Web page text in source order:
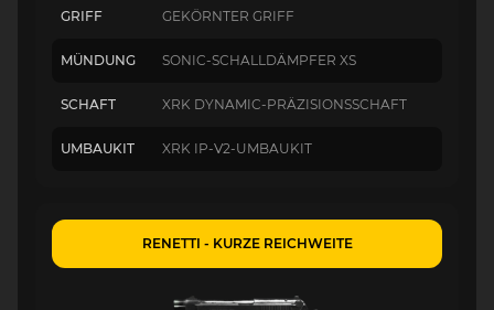
GRIFF GEKÖRNTER GRIFF
MÜNDUNG SONIC-SCHALLDÄMPFER XS
SCHAFT XRK DYNAMIC-PRÄZISIONSSCHAFT
UMBAUKIT XRK IP-V2-UMBAUKIT
RENETTI - KURZE REICHWEITE